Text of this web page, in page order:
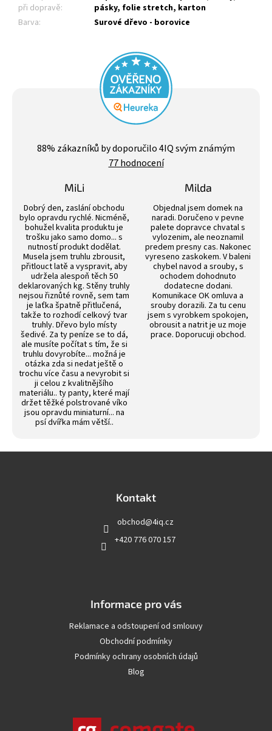
při dopravě:
pásky, folie stretch, karton
Barva: Surové dřevo - borovice
hodnocení
obchodu
je
hvězdiček.
88% zákazníků by doporučilo 4IQ svým známým
77 hodnocení
MiLi
Hodnocení obchodu je 3 z 5 hvězdiček.
Dobrý den, zaslání obchodu
bylo opravdu rychlé. Nicméně,
bohužel kvalita produktu je
trošku jako samo domo... s
nutností produkt dodělat.
Musela jsem truhlu zbrousit,
přitlouct latě a vyspravit, aby
udržela alespoň těch 50
deklarovaných kg. Stěny truhly
nejsou řiznůté rovně, sem tam
je laťka špatně přitlučená,
takže to rozhodí celkový tvar
truhly. Dřevo bylo místy
šedivé. Za ty peníze se to dá,
ale musíte počítat s tím, že si
truhlu dovyrobíte... možná je
otázka zda si nedat ještě o
trochu více času a nevyrobit si
ji celou z kvalitnějšího
materiálu.. ty panty, které mají
držet těžké polstrované víko
jsou opravdu miniaturní... na
psí dvířka mám větší..
Milda
Objednal jsem domek na
naradi. Doručeno v pevne
palete dopravce chvatal s
vylozenim, ale neoznamil
predem presny cas. Nakonec
vyreseno zaskokem. V baleni
chybel navod a srouby, s
ochodem dohodnuto
dodatecne dodani.
Komunikace OK omluva a
srouby dorazili. Za tu cenu
jsem s vyrobkem spokojen,
obrousit a natrit je uz moje
prace. Doporucuji obchod.
Kontakt
obchod@4iq.cz
+420 776 070 157
Informace pro vás
Reklamace a odstoupení od smlouvy
Obchodní podmínky
Podmínky ochrany osobních údajů
Blog